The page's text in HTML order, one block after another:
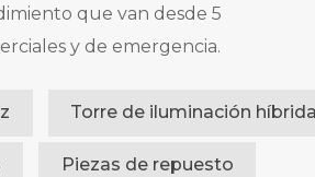
que van desde 5
y de emergencia.
Torre de iluminación híbrida
Piezas de repuesto